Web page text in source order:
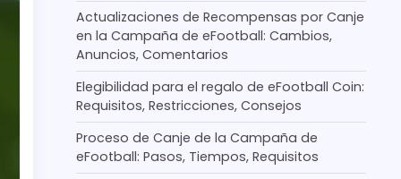
Actualizaciones de Recompensas por Canje
en la Campaña de eFootball: Cambios,
Anuncios, Comentarios
Elegibilidad para el regalo de eFootball Coin:
Requisitos, Restricciones, Consejos
Proceso de Canje de la Campaña de
eFootball: Pasos, Tiempos, Requisitos